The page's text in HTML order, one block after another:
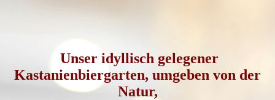
Unser idyllisch gelegener
Kastanienbiergarten, umgeben von der
Natur,